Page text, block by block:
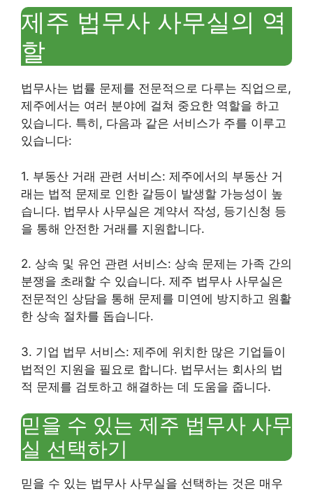
제주 법무사 사무실의 역
할
법무사는 법률 문제를 전문적으로 다루는 직업으로,
제주에서는 여러 분야에 걸쳐 중요한 역할을 하고
있습니다. 특히, 다음과 같은 서비스가 주를 이루고
있습니다:
1. 부동산 거래 관련 서비스: 제주에서의 부동산 거
래는 법적 문제로 인한 갈등이 발생할 가능성이 높
습니다. 법무사 사무실은 계약서 작성, 등기신청 등
을 통해 안전한 거래를 지원합니다.
2. 상속 및 유언 관련 서비스: 상속 문제는 가족 간의
분쟁을 초래할 수 있습니다. 제주 법무사 사무실은
전문적인 상담을 통해 문제를 미연에 방지하고 원활
한 상속 절차를 돕습니다.
3. 기업 법무 서비스: 제주에 위치한 많은 기업들이
법적인 지원을 필요로 합니다. 법무서는 회사의 법
적 문제를 검토하고 해결하는 데 도움을 줍니다.
믿을 수 있는 제주 법무사 사무
실 선택하기
믿을 수 있는 법무사 사무실을 선택하는 것은 매우